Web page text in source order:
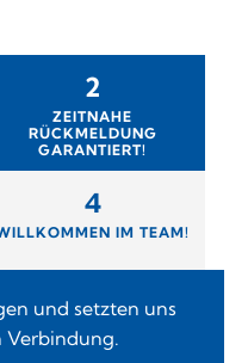
2
ZEITNAHE
RÜCKMELDUNG
GARANTIERT!
4
IM TEAM!
und setzten uns
Verbindung.